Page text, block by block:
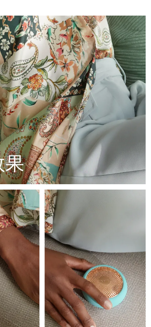
果
4 mini
young skin, T-zone
4 go
travel or gym bag
护肤
cleansers & balm
设备
cleansing devices
提拉护理
anti-aging skincare
设备
facelift devices
3 mini
light therapy device for young skin
3 go
red light therapy
& hydration
设备
facial hydration devices
4 smile
silicone sonic toothbrush
4 baby
ages 0-3
Teeth Whitening Set
LED + sonic device & 18% PAP gel
设备
sonic toothbrushes
101
anti-aging
102
clinical anti-aging
103
clinical anti-aging set
P1 Primer
honey primer
护肤品
skincare
产品
aging treatments
LED治疗
201
mask
202
mask
211
aging neck & décolleté LED mask
221
aging LED hand mask
护肤品
skincare
产品
treatments
301
hair strengthening scalp massager
Scalp Serum
recovery probiotic serum
护肤品
skincare
产品
treatments
肌肤年轻化
NEW
501
Spectrum Red Light Therapy
502
Spectrum Red Light Therapy
Red Light Serum
skincare
skincare
products
treatments
2 Pro Max
IPL hair removal device
2
hair removal
身体护理
2 body
body toning
4 body
body brush
2 plus
acne LED therapy
眼部护理
2 eyes & lips
line smoothing device
预计送达日期8/8/26
预计送达日期8/12/26
预计送达日期 8/8/26
预计送达日期 8/9/26
预计送达日期8/8/26
预计送达日期
预计送达日期8/8/26
预计送达日期
预计送达日期8/8/26
预计送达日期8/12/26
预计送达日期8/8/26